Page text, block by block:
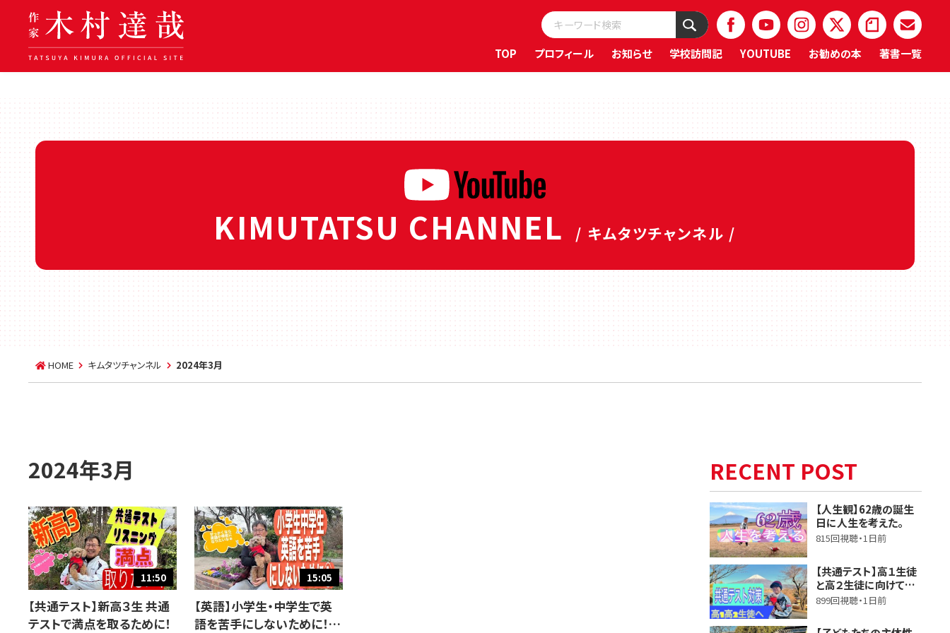
TOP プロフィール お知らせ 学校訪問記 YOUTUBE お勧めの本 著書一覧
KIMUTATSU CHANNEL / キムタツチャンネル /
HOME キムタツチャンネル 2024年3月
2024年3月
11:50
【共通テスト】新高３生 共通
テストで満点を取るために！
15:05
【英語】小学生・中学生で英
語を苦手にしないために！そ
RECENT POST
【人生観】62歳の誕生
日に人生を考えた。
815回視聴・1日前
【共通テスト】高１生徒
と高２生徒に向けて話
しました。
899回視聴・1日前